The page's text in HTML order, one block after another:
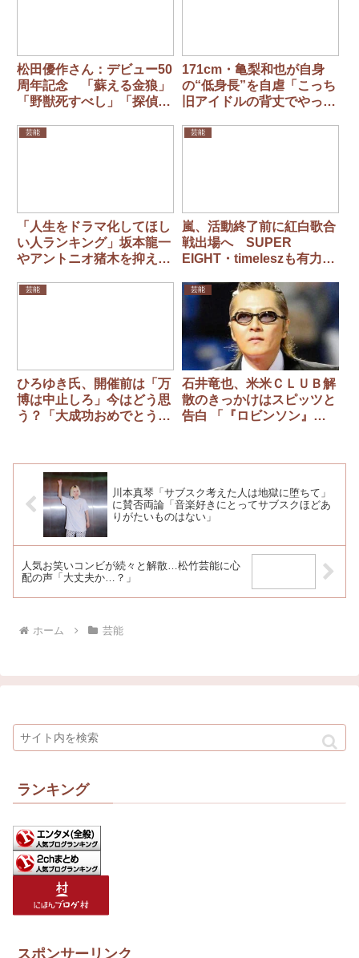
松田優作さん：デビュー50
周年記念 「蘇える金狼」
「野獣死すべし」「探偵物
171cm・亀梨和也が自身
の“低身長”を自虐「こっち
旧アイドルの背丈でやって
バいのよ」
芸能
「人生をドラマ化してほし
い人ランキング」坂本龍一
やアントニオ猪木を抑えた
匠”
芸能
嵐、活動終了前に紅白歌合
戦出場へ SUPER
EIGHT・timeleszも有力
一致で２年ぶり「STARTO
祭り」解禁も
芸能
ひろゆき氏、開催前は「万
博は中止しろ」今はどう思
う？「大成功おめでとうご
芸能
石井竜也、米米ＣＬＵＢ解
散のきっかけはスピッツと
告白 「『ロビンソン』聴
川本真琴「サブスク考えた人は地獄に堕ちて」
に賛否両論「音楽好きにとってサブスクほどあ
りがたいものはない」
人気お笑いコンビが続々と解散…松竹芸能に心
配の声「大丈夫か…？」
ホーム 芸能
ランキング
スポンサーリンク